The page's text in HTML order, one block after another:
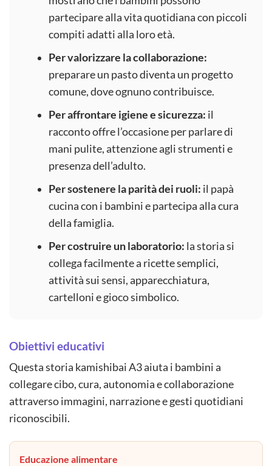
partecipare alla vita quotidiana con piccoli
compiti adatti alla loro età.
Per valorizzare la collaborazione:
preparare un pasto diventa un progetto
comune, dove ognuno contribuisce.
Per affrontare igiene e sicurezza: il
racconto offre l’occasione per parlare di
mani pulite, attenzione agli strumenti e
presenza dell’adulto.
Per sostenere la parità dei ruoli: il papà
cucina con i bambini e partecipa alla cura
della famiglia.
Per costruire un laboratorio: la storia si
collega facilmente a ricette semplici,
attività sui sensi, apparecchiatura,
cartelloni e gioco simbolico.
Obiettivi educativi
Questa storia kamishibai A3 aiuta i bambini a
collegare cibo, cura, autonomia e collaborazione
attraverso immagini, narrazione e gesti quotidiani
riconoscibili.
Educazione alimentare